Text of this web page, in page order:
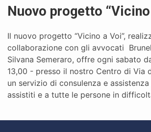
Nuovo progetto
Il nuovo progetto “Vicino a Voi”,
collaborazione con gli avvocati
Silvana Semeraro, offre ogni sabato
13,00 - presso il nostro Centro di Via
un servizio di consulenza e
assistiti e a tutte le persone in